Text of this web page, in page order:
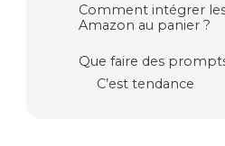
Comment intégrer
Amazon au panier ?
Que faire des
C’est tendance